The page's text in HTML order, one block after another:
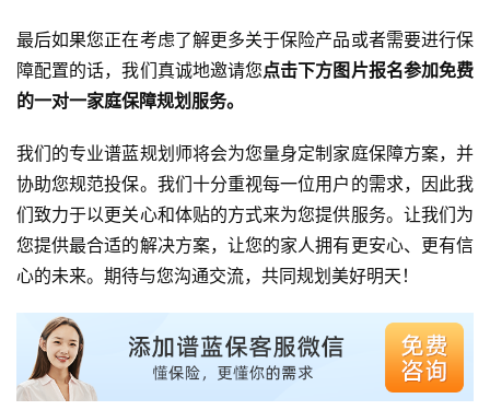
最后如果您正在考虑了解更多关于保险产品或者需要进行保
障配置的话，我们真诚地邀请您点击下方图片报名参加免费
的一对一家庭保障规划服务。
我们的专业谱蓝规划师将会为您量身定制家庭保障方案，并
协助您规范投保。我们十分重视每一位用户的需求，因此我
们致力于以更关心和体贴的方式来为您提供服务。让我们为
您提供最合适的解决方案，让您的家人拥有更安心、更有信
心的未来。期待与您沟通交流，共同规划美好明天！